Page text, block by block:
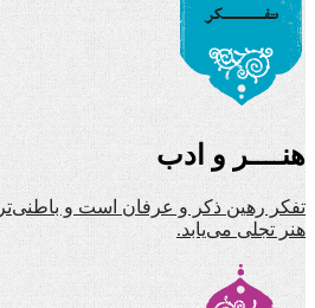
هنــــر و ادب
تفکر رهین ذکر و عرفان است و
هنر تجلی می‌یابد.